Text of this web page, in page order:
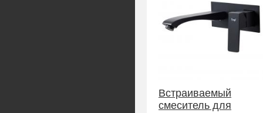
Встраиваемый
смеситель для